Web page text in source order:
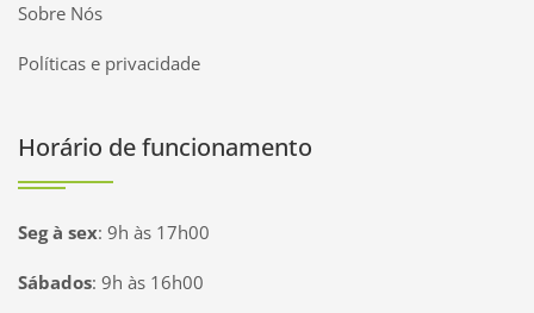
Sobre Nós
Políticas e privacidade
Horário de funcionamento
Seg à sex: 9h às 17h00
Sábados: 9h às 16h00